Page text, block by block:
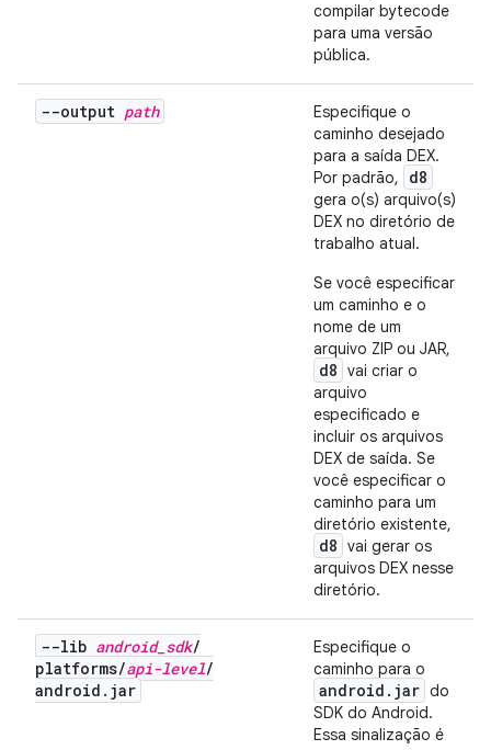
compilar bytecode
para uma versão
pública.
--output path
Especifique o
caminho desejado
para a saída DEX.
Por padrão,
d8
gera o(s) arquivo(s)
DEX no diretório de
trabalho atual.
Se você especificar
um caminho e o
nome de um
arquivo ZIP ou JAR,
d8 vai criar o
arquivo
especificado e
incluir os arquivos
DEX de saída. Se
você especificar o
caminho para um
diretório existente,
d8 vai gerar os
arquivos DEX nesse
diretório.
--lib android_ sdk/
platforms/api-level/
android . jar
Especifique o
caminho para o
android . jar do
SDK do Android.
Essa sinalização é